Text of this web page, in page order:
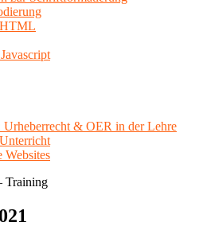
Urheberrecht & OER in der Lehre
Websites